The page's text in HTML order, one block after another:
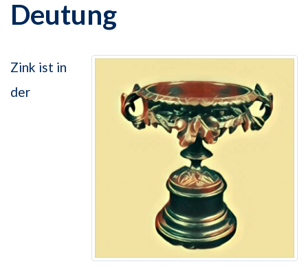
Deutung
Zink ist in
der